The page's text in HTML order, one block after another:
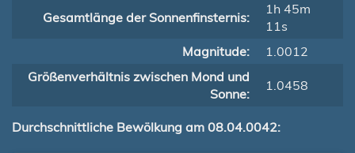
Gesamtlänge der Sonnenfinsternis:
1h 45m
11s
Magnitude:
1.0012
Größenverhältnis zwischen Mond und
Sonne:
1.0458
Durchschnittliche Bewölkung am 08.04.0042: